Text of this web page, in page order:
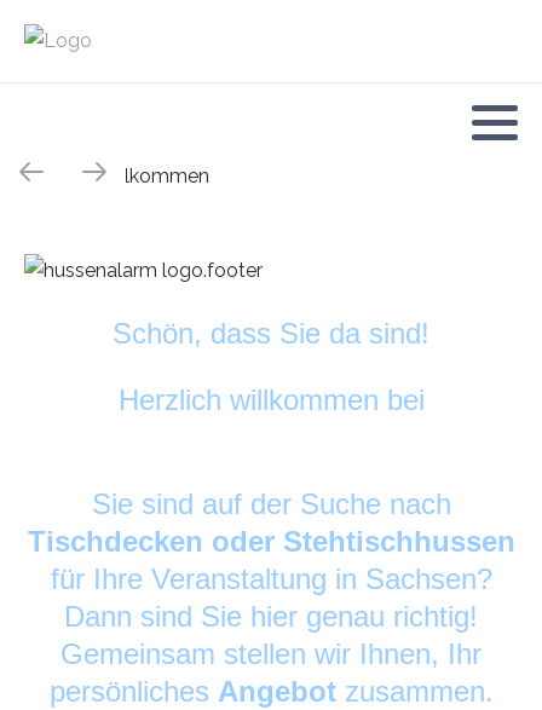
Schön, dass Sie da sind!
Herzlich willkommen bei
Sie sind auf der Suche nach
Tischdecken oder Stehtischhussen
für Ihre Veranstaltung in Sachsen?
Dann sind Sie hier genau richtig!
Gemeinsam stellen wir Ihnen, Ihr
persönliches Angebot zusammen.